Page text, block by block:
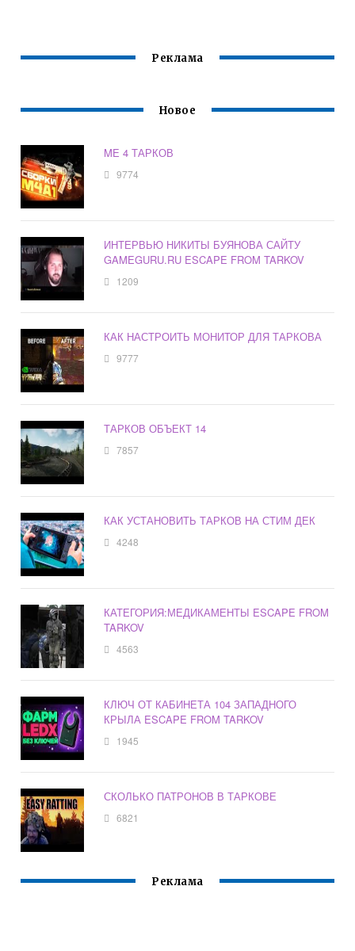
Реклама
Новое
ME 4 ТАРКОВ
9774
ИНТЕРВЬЮ НИКИТЫ БУЯНОВА САЙТУ
GAMEGURU.RU ESCAPE FROM TARKOV
1209
КАК НАСТРОИТЬ МОНИТОР ДЛЯ ТАРКОВА
9777
ТАРКОВ ОБЪЕКТ 14
7857
КАК УСТАНОВИТЬ ТАРКОВ НА СТИМ ДЕК
4248
КАТЕГОРИЯ:МЕДИКАМЕНТЫ ESCAPE FROM
TARKOV
4563
КЛЮЧ ОТ КАБИНЕТА 104 ЗАПАДНОГО
КРЫЛА ESCAPE FROM TARKOV
1945
СКОЛЬКО ПАТРОНОВ В ТАРКОВЕ
6821
Реклама